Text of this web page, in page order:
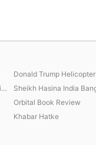
Donald Trump Helicopter
Shakib Al Hasan Sheikh Hasina
Orbital Book Review
Khabar Hatke